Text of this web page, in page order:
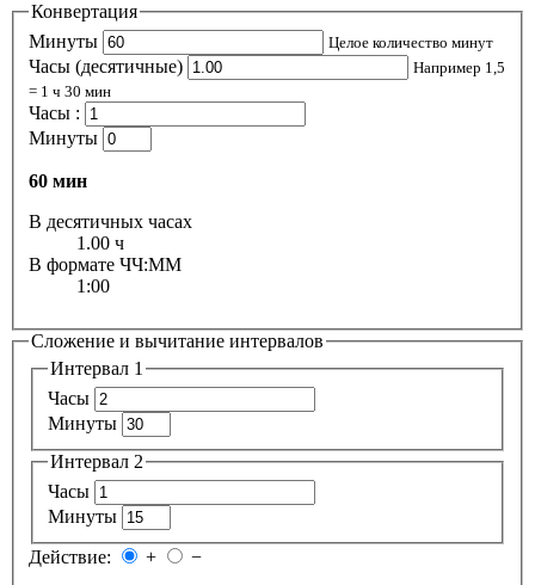
Конвертация
Минуты
Целое количество минут
Часы (десятичные)
Например 1,5
= 1 ч 30 мин
Часы :
Минуты
60 мин
В десятичных часах
1.00 ч
В формате ЧЧ:ММ
1:00
Сложение и вычитание интервалов
Интервал 1
Часы
Минуты
Интервал 2
Часы
Минуты
Действие:
+
−